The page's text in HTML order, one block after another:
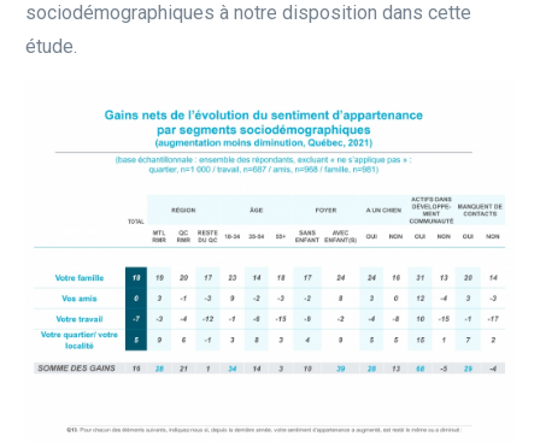
sociodémographiques à notre disposition dans cette
étude.